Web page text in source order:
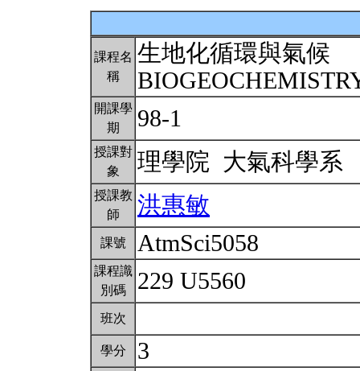
課程名
稱
生地化循環與氣候
開課學
期
98-1
授課對
象
理學院 大氣科學系
授課教
師
洪惠敏
課號 AtmSci5058
課程識
別碼
229 U5560
班次
學分 3